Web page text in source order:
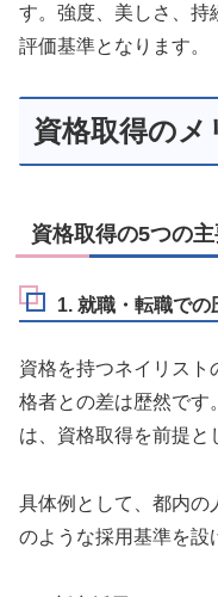
す。強度、美しさ、持
評価基準となります。
資格取得のメ
資格取得の5つの
1. 就職・転職での
資格を持つネイリスト
格者との差は歴然です
は、資格取得を前提と
具体例として、都内の
のような採用基準を設